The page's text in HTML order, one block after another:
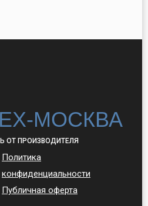
МОСКВА
ОТ ПРОИЗВОДИТЕЛЯ
Политика
конфиденциальности
Публичная оферта